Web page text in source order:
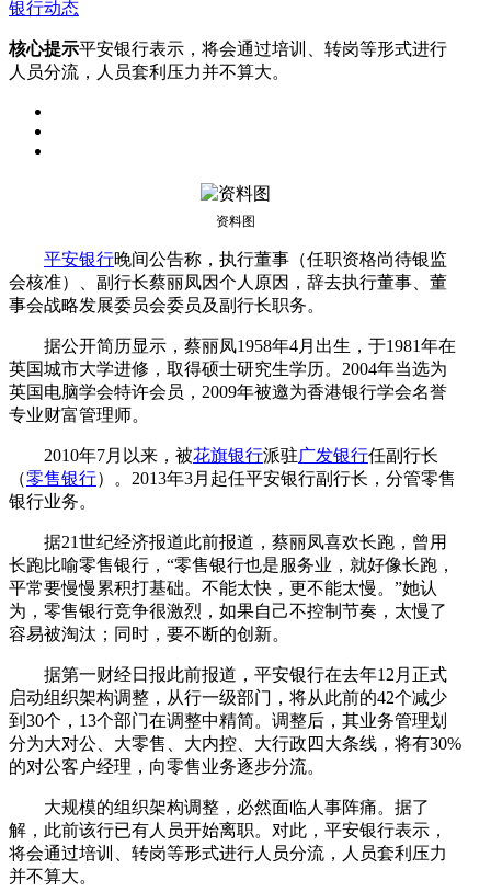
银行动态
核心提示平安银行表示，将会通过培训、转岗等形式进行
人员分流，人员套利压力并不算大。
资料图
平安银行晚间公告称，执行董事（任职资格尚待银监
会核准）、副行长蔡丽凤因个人原因，辞去执行董事、董
事会战略发展委员会委员及副行长职务。
据公开简历显示，蔡丽凤1958年4月出生，于1981年在
英国城市大学进修，取得硕士研究生学历。2004年当选为
英国电脑学会特许会员，2009年被邀为香港银行学会名誉
专业财富管理师。
2010年7月以来，被花旗银行派驻广发银行任副行长
（零售银行）。2013年3月起任平安银行副行长，分管零售
银行业务。
据21世纪经济报道此前报道，蔡丽凤喜欢长跑，曾用
长跑比喻零售银行，“零售银行也是服务业，就好像长跑，
平常要慢慢累积打基础。不能太快，更不能太慢。”她认
为，零售银行竞争很激烈，如果自己不控制节奏，太慢了
容易被淘汰；同时，要不断的创新。
据第一财经日报此前报道，平安银行在去年12月正式
启动组织架构调整，从行一级部门，将从此前的42个减少
到30个，13个部门在调整中精简。调整后，其业务管理划
分为大对公、大零售、大内控、大行政四大条线，将有30%
的对公客户经理，向零售业务逐步分流。
大规模的组织架构调整，必然面临人事阵痛。据了
解，此前该行已有人员开始离职。对此，平安银行表示，
将会通过培训、转岗等形式进行人员分流，人员套利压力
并不算大。